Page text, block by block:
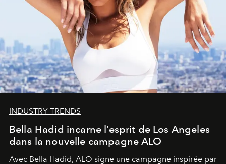
INDUSTRY TRENDS
Bella Hadid incarne l’esprit de Los Angeles
dans la nouvelle campagne ALO
Avec Bella Hadid, ALO signe une campagne inspirée par